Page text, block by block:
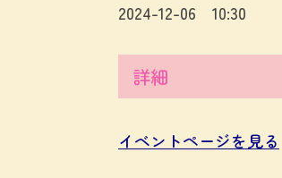
2024-12-06 10:30
詳細
イベントページを見る